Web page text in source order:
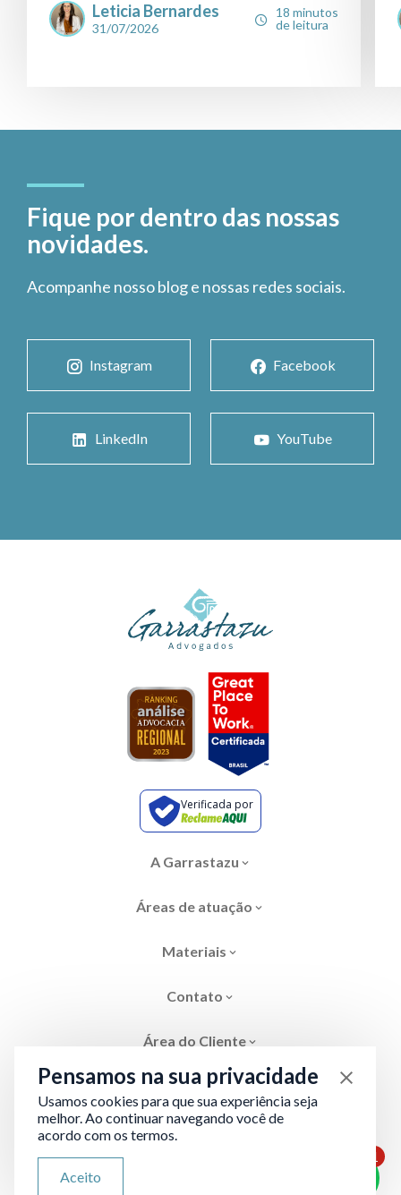
Leticia Bernardes
31/07/2026
18 minutos
de leitura
Fique por dentro das nossas
novidades.
Acompanhe nosso blog e nossas redes sociais.
Instagram Facebook
LinkedIn YouTube
Verificada por
A Garrastazu
Áreas de atuação
Materiais
Contato
Área do Cliente
Área restrita 1
Pensamos na sua privacidade
Usamos cookies para que sua experiência seja
melhor. Ao continuar navegando você de
acordo com os termos.
Aceito